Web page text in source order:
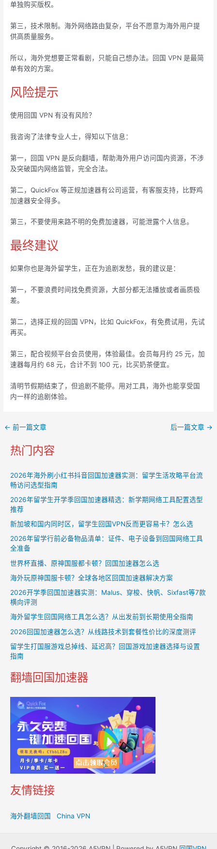
单独购买版权。
第三，技术限制。海外网络路由复杂，平台不愿意为海外用户提
供高质量服务。
所以，海外党想要正常看剧，只能自己想办法。回国 VPN 是最简
单有效的方案。
风险提示
使用回国 VPN 有没有风险？
我咨询了法律专业人士，得知以下信息：
第一，回国 VPN 是反向翻墙，帮助海外用户访问国内资源，不涉
及突破国内网络监管，完全合法。
第二，QuickFox 等正规加速器有公司运营，有客服支持，比野鸡
加速器安全得多。
第三，不要使用来路不明的免费加速器，可能泄露个人信息。
最终建议
如果你也是海外留学生，正在为追剧发愁，我的建议是：
第一，不要浪费时间找免费资源，大部分都无法播放或者画质极
差。
第二，选择正规的回国 VPN，比如 QuickFox，有免费试用，先试
再买。
第三，配合视频平台会员使用，体验最佳。会员每月约 25 元，加
速器每月约 68 元，合计不到 100 元，比买奶茶便宜。
清明节假期结束了，但追剧不能停。用对工具，海外也能享受国
内一样的追剧体验。
Post
← 前一篇文章 后一篇文章 →
热门内容
2026年海外刷小红书抖音回国加速器实测：留学生活攻略平台流
畅访问选型指南
2026年留学生开学季回国加速器精选：新学期网络工具配置选型
推荐
新加坡和国内同时区，留学生回国VPN反而更容易卡？怎么选
2026年留学行前必备物品清单：证件、电子设备到回国网络工具
全准备
世界杯直播、原神国服都卡顿？回国加速器怎么选
海外玩原神国服卡顿？全球各地区回国加速器解决方案
2026开学季回国加速器实测：Malus、穿梭、快帆、Sixfast等7款
横向评测
海外留学生回国网络工具怎么选？从出发前到长期使用全指南
2026回国加速器怎么选？从线路技术到套餐性价比的深度测评
留学生打国服游戏总掉线、延迟高？回国游戏加速器选择与设置
指南
翻墙回国加速器
友情链接
海外翻墙回国 China VPN